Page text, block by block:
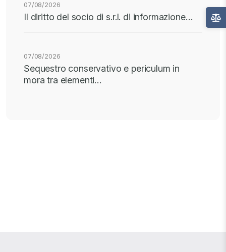
07/08/2026
Il diritto del socio di s.r.l. di informazione…
07/08/2026
Sequestro conservativo e periculum in
mora tra elementi…